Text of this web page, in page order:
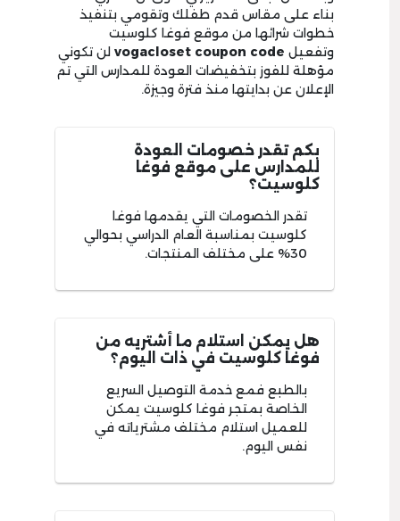
بناء على مقاس قدم طفلك وتقومي بتنفيذ
خطوات شرائها من موقع فوغا كلوسيت
وتفعيل vogacloset coupon code لن تكوني
مؤهلة للفوز بتخفيضات العودة للمدارس التي تم
الإعلان عن بدايتها منذ فترة وجيزة.
بكم تقدر خصومات العودة
للمدارس على موقع فوغا
كلوسيت؟
تقدر الخصومات التي يقدمها فوغا
كلوسيت بمناسبة العام الدراسي بحوالي
30% على مختلف المنتجات.
هل يمكن استلام ما أشتريه من
فوغا كلوسيت في ذات اليوم؟
بالطبع فمع خدمة التوصيل السريع
الخاصة بمتجر فوغا كلوسيت يمكن
للعميل استلام مختلف مشترياته في
نفس اليوم.